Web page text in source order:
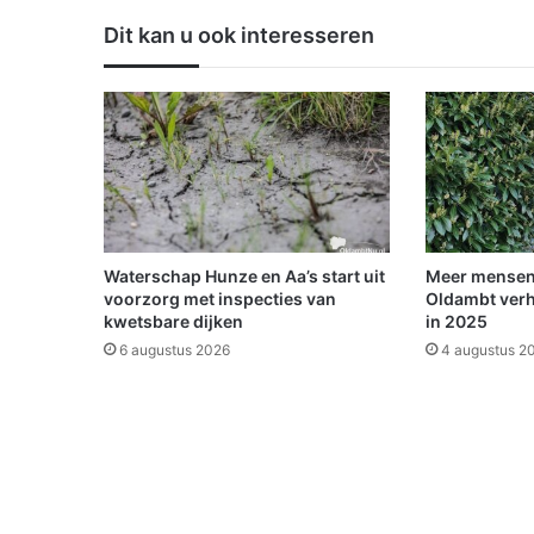
n
d
i
n
H
e
i
l
i
g
e
r
l
Dit kan u ook interesseren
Waterschap Hunze en Aa’s start uit
voorzorg met inspecties van
kwetsbare dijken
6 augustus 2026
Meer
Oldambt
in 2025
4 augustus